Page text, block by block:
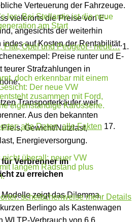
Verteuerung der Fahrzeuge.
vielerorts die Preise von E-
angesichts der weiterhin
auf Kosten der Rentabilität.
Preise runter und E-
teurer Strafzahlungen in
Transporterkäufer weit
Aus den bekannten
Gewicht/Nutzlast,
Energieversorgung.
Verbrenner im
zu erreichen
zeigt das Dilemma.
Berlingo als Kastenwagen
WLTP-Verbrauch von 6,6
Fiat, Opel und Peugeot - neue…1.
alle Daten, alle Fakten 17.
scheibchenweise mehr Details